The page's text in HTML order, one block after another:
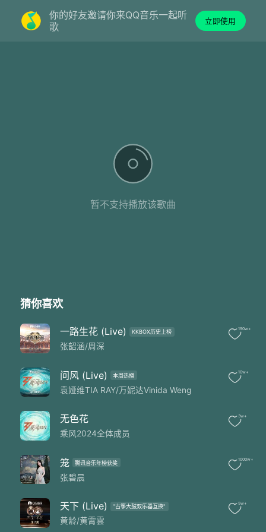
你的好友邀请你来QQ音乐一起听
歌
立即使用
暂不支持播放该歌曲
猜你喜欢
一路生花 (Live) KKBOX历史上榜
张韶涵/周深
190w+
问风 (Live) 本周热播
袁娅维TIA RAY/万妮达Vinida Weng
10w+
无色花
乘风2024全体成员
3w+
笼 腾讯音乐年榜获奖
张碧晨
1000w+
天下 (Live) "古筝大鼓双乐器互换"
黄龄/黄霄雲
5w+